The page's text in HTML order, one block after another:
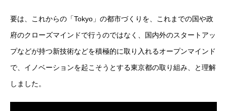
アルムナイ採用エントリー
ホーム 企業 事業 業務 待遇 ブログ インタビュー
要は、これからの「Tokyo」の都市づくりを、これまでの国や政
府のクローズマインドで行うのではなく、国内外のスタートアッ
プなどが持つ新技術などを積極的に取り入れるオープンマインド
で、イノベーションを起こそうとする東京都の取り組み、と理解
しました。